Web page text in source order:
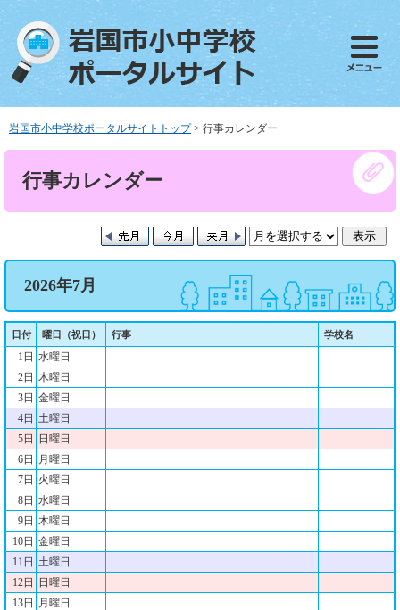
ペ
で
メ
ば
へ
岩国市小中学校ポータルサイトトップ > 行事カレンダー
行事カレンダー
2026年7月
日付 曜日（祝日） 行事 学校名
1日 水曜日
2日 木曜日
3日 金曜日
4日 土曜日
5日
日曜日
6日
月曜日
7日 火曜日
8日 水曜日
9日 木曜日
10日 金曜日
11日 土曜日
12日
日曜日
13日
月曜日